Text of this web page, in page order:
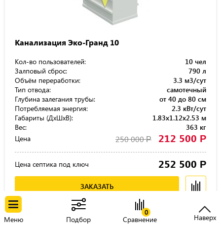
Канализация Эко-Гранд 10
Кол-во пользователей:
10 чел
Залповый сброс:
790 л
Объём переработки:
3.3 м3/сут
Тип отвода:
самотечный
Глубина залегания трубы:
от 40 до 80 см
Потребляемая энергия:
2.3 кВт/сут
Габариты (ДхШхВ):
1.83x1.12x2.53 м
Вес:
363 кг
Цена
250 000Р 212 500 Р
Цена септика под ключ 252 500 Р
ЗАКАЗАТЬ
Меню Подбор
0
Сравнение Наверх